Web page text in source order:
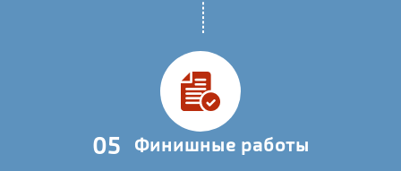
05 Финишные работы